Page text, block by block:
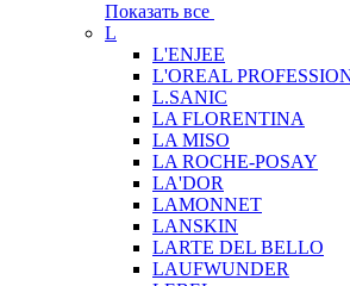
Показать все
L
L'ENJEE
L'OREAL
L.SANIC
LA FLORENTINA
LA MISO
LA ROCHE-POSAY
LA'DOR
LAMONNET
LANSKIN
LARTE DEL BELLO
LAUFWUNDER